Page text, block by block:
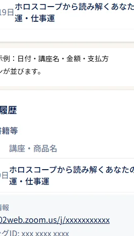
例：日付・講座名・金額・支払方
並びます。